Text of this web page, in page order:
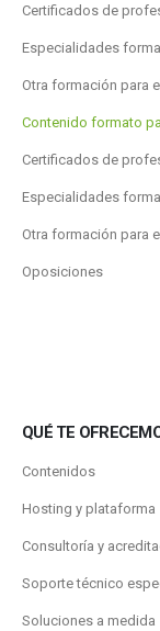
Certificados de
Especialidades
Otra formación para
Contenido formato
Certificados de
Especialidades
Otra formación para
Oposiciones
QUÉ TE
Contenidos
Hosting y plataforma
Consultoría y
Soporte técnico
Soluciones a medida